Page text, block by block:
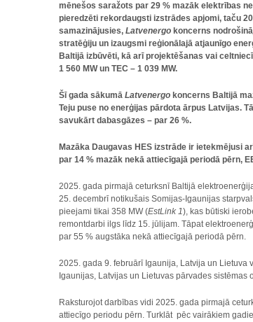
mēnešos saražots par 29 % mazāk elektrības
pieredzēti rekordaugsti izstrādes apjomi, taču
samazinājusies,Latvenergo koncerns
stratēģiju un izaugsmi reģionālajā atjaunīgo
Baltijā izbūvēti, kā arī projektēšanas vai
1 560 MW un TEC – 1 039 MW.
Šīgada sākumāLatvenergo koncerns Baltijā
Teju puse no enerģijas pārdota ārpus Latvijas.
savukārt dabasgāzes – par 26 %.
Mazāka Daugavas HES izstrāde ir ietekmējusi
par 14 % mazāk nekā attiecīgajā periodā pērn,
2025. gada pirmajā ceturksnī Baltijā
25. decembrī notikušais Somijas-Igaunijas
pieejami tikai 358 MW (EstLink 1), kas būtiski
remontdarbi ilgs līdz 15. jūlijam. Tāpat
par 55 % augstāka nekā attiecīgajā periodā pērn.
2025. gada 9. februārī Igaunija, Latvija un
Igaunijas, Latvijas un Lietuvas pārvades sistēmas
Raksturojot darbības vidi 2025. gada pirmajā
attiecīgo periodu pērn. Turklāt pēc vairākiem